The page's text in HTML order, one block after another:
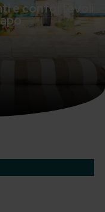
e confortevoli